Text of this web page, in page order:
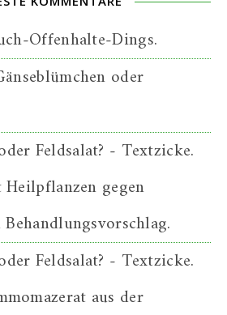
Offenhalte-Dings.
oder
Feldsalat? - Textzicke.
gegen
Feldsalat? - Textzicke.
aus der